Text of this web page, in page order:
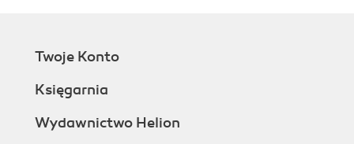
Twoje Konto
Księgarnia
Wydawnictwo Helion